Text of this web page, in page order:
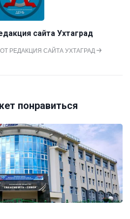
сайта Ухтаград
РЕДАКЦИЯ САЙТА УХТАГРАД
понравиться